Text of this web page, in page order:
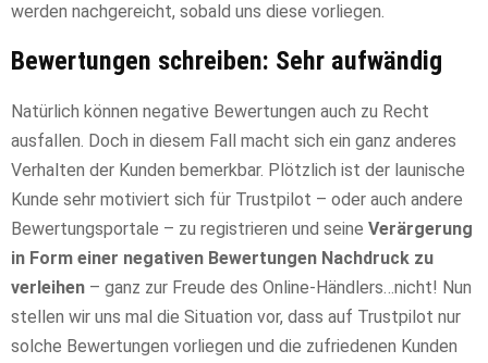
werden nachgereicht, sobald uns diese vorliegen.
Bewertungen schreiben: Sehr aufwändig
Natürlich können negative Bewertungen auch zu Recht
ausfallen. Doch in diesem Fall macht sich ein ganz anderes
Verhalten der Kunden bemerkbar. Plötzlich ist der launische
Kunde sehr motiviert sich für Trustpilot – oder auch andere
Bewertungsportale – zu registrieren und seine Verärgerung
in Form einer negativen Bewertungen Nachdruck zu
verleihen – ganz zur Freude des Online-Händlers…nicht! Nun
stellen wir uns mal die Situation vor, dass auf Trustpilot nur
solche Bewertungen vorliegen und die zufriedenen Kunden